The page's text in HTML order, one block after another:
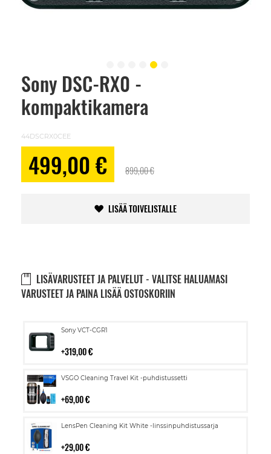
Sony DSC-RX0 -
kompaktikamera
44DSCRX0CEE
499,00 € 899,00 €
LISÄÄ TOIVELISTALLE
LISÄVARUSTEET JA PALVELUT - VALITSE HALUAMASI
VARUSTEET JA PAINA LISÄÄ OSTOSKORIIN
Sony VCT-CGR1
319,00 €
Lisää
VSGO Cleaning Travel Kit -puhdistussetti
69,00 €
Lisää
LensPen Cleaning Kit White -linssinpuhdistussarja
29,00 €
Lisää
Skip
beginning
images
gallery